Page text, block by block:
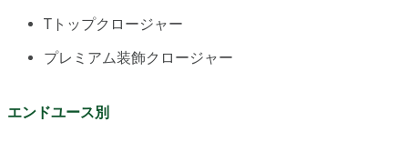
Tトップクロージャー
プレミアム装飾クロージャー
エンドユース別